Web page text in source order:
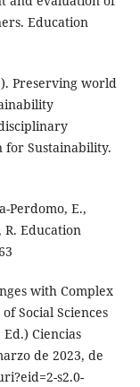
Education
Preserving world
for Sustainability.
Perdomo, E.,
Education
with Complex
Social Sciences
Ciencias
de 2023, de
s2.0-